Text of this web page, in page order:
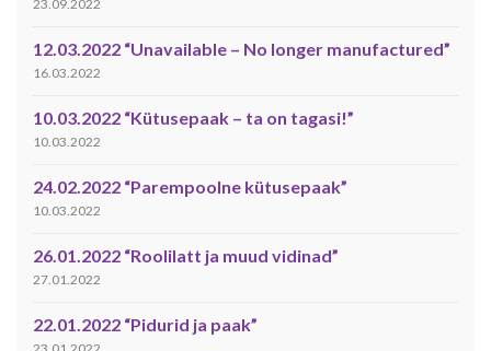
23.09.2022
12.03.2022 “Unavailable – No longer manufactured”
16.03.2022
10.03.2022 “Kütusepaak – ta on tagasi!”
10.03.2022
24.02.2022 “Parempoolne kütusepaak”
10.03.2022
26.01.2022 “Roolilatt ja muud vidinad”
27.01.2022
22.01.2022 “Pidurid ja paak”